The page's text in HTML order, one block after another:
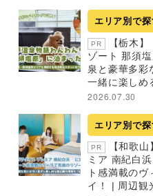
エリア別で探
PR
【栃木】
ゾート 那須
泉と豪華多彩
一緒に楽しめ
2026.07.30
エリア別で探
PR
【和歌
ミア 南紀白
ト感満載の
イ！ | 周辺観